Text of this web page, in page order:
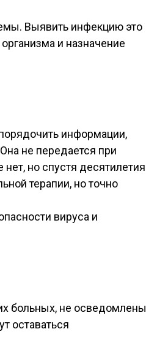
Выявить инфекцию это
и назначение
информации,
не передается при
но спустя десятилетия
терапии, но точно
вируса и
больных, не осведомлены
оставаться